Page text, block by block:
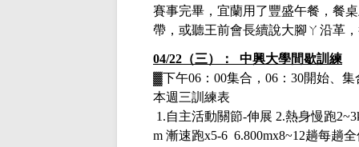
賽事完畢，宜蘭用了豐盛午餐，餐
帶，或聽王前會長續說大腳ㄚ沿革
04/22（三）： 中興大學間歇訓練
▓下午06：00集合，06：30開始、
本週三訓練表
1.自主活動關節-伸展 2.熱身慢跑
m 漸速跑x5-6 6.800mx8~12趟每趟全